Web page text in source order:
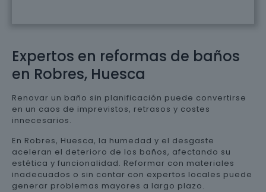
Expertos en reformas de baños
en Robres, Huesca
Renovar un baño sin planificación puede convertirse
en un caos de imprevistos, retrasos y costes
innecesarios.
En Robres, Huesca, la humedad y el desgaste
aceleran el deterioro de los baños, afectando su
estética y funcionalidad. Reformar con materiales
inadecuados o sin contar con expertos locales puede
generar problemas mayores a largo plazo.